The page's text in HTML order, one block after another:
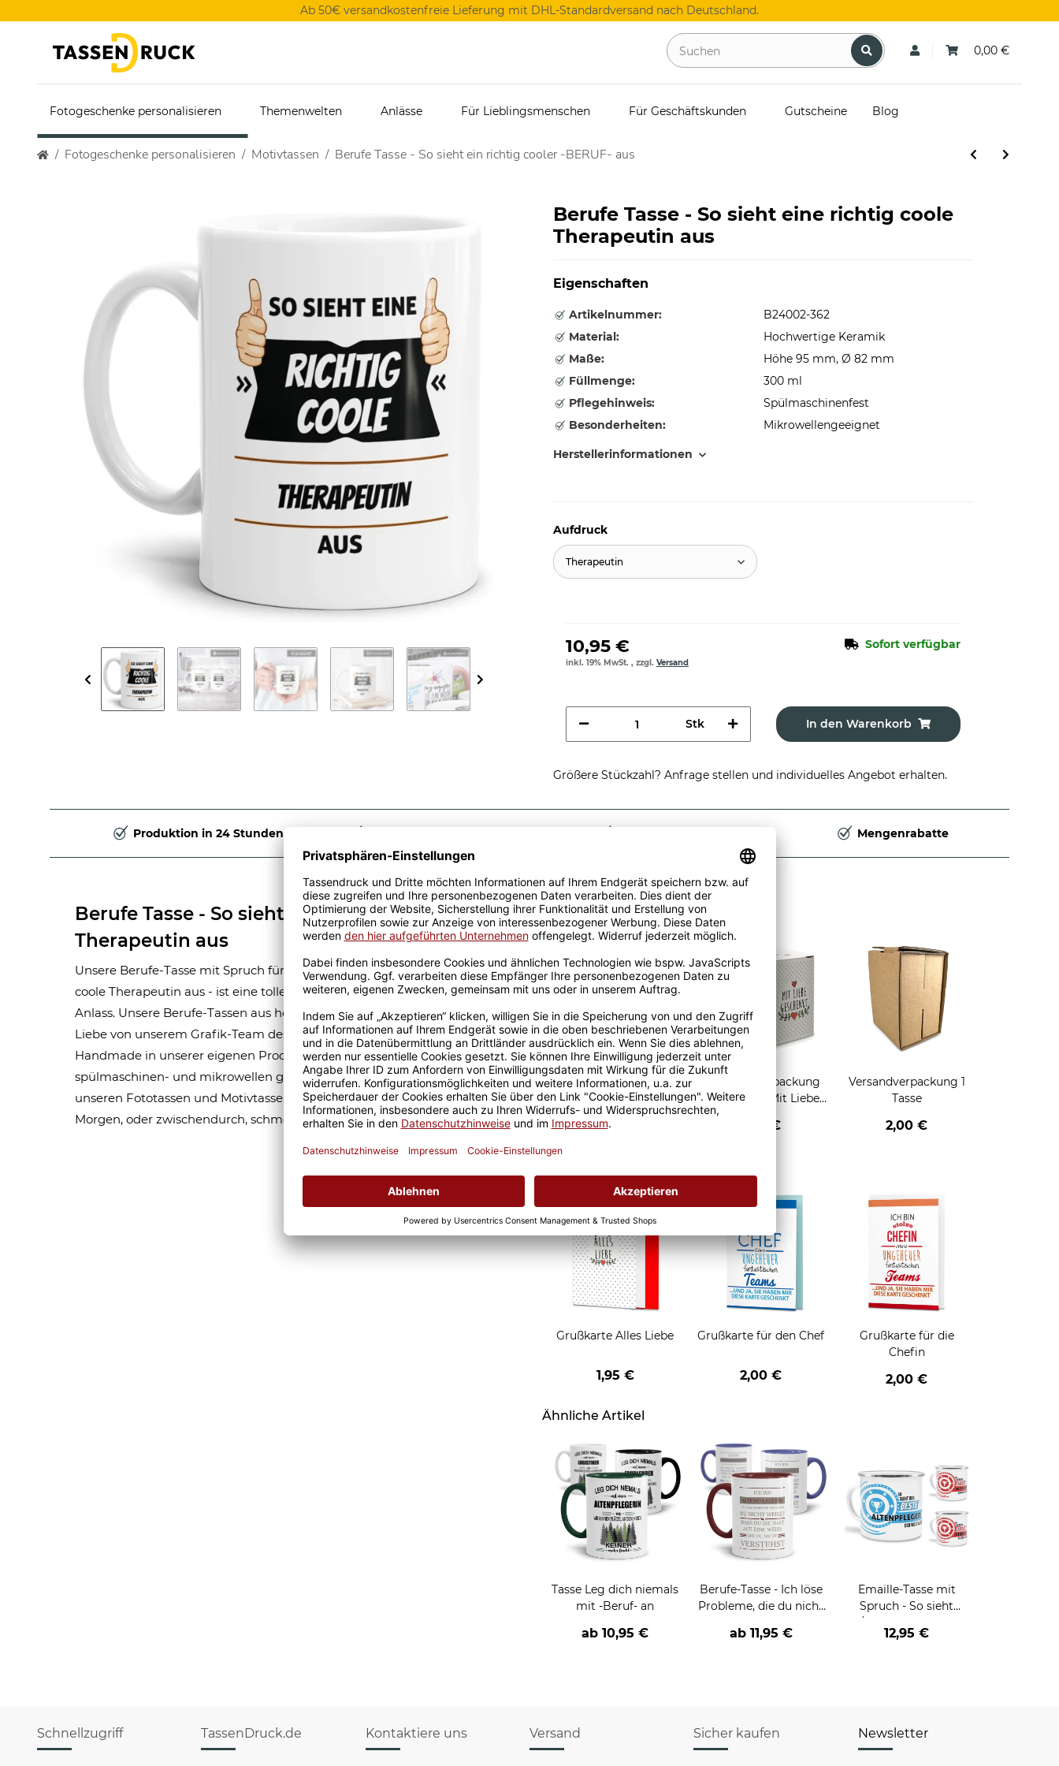
Ab 50€ versandkostenfreie Lieferung mit DHL-Standardversand nach Deutschland.
0,00 €
Fotogeschenke personalisieren Themenwelten Anlässe Für Lieblingsmenschen Für Geschäftskunden Gutscheine Blog
Fotogeschenke personalisieren Motivtassen Berufe Tasse - So sieht ein richtig cooler -BERUF- aus
Berufe Tasse - So sieht eine richtig coole
Therapeutin aus
Eigenschaften
Artikelnummer:
B24002-362
Material:
Hochwertige Keramik
Maße:
Höhe 95 mm, Ø 82 mm
Füllmenge:
300 ml
Pflegehinweis:
Spülmaschinenfest
Besonderheiten:
Mikrowellengeeignet
Herstellerinformationen
Aufdruck
Therapeutin
10,95 € Sofort verfügbar
inkl. 19% MwSt. , zzgl. Versand
Stk In den Warenkorb
Größere Stückzahl? Anfrage stellen und individuelles Angebot erhalten.
Produktion in 24 Stunden Mengenrabatte
Berufe Tasse - So sieht eine richtig coole
Therapeutin aus
Unsere Berufe-Tasse mit Spruch für Frauen-Berufe - So sieht eine richtig
coole Therapeutin aus - ist eine tolle Geschenkidee, egal zu welchem
Anlass. Unsere Berufe-Tassen aus hochwertiger Keramik wurden mit viel
Liebe von unserem Grafik-Team designt. Mit viel Erfahrung werden sie
Handmade in unserer eigenen Produktion bedruckt. Die Kaffeebecher sind
spülmaschinen- und mikrowellen geeignet. Somit ist eine lange Freude an
unseren Fototassen und Motivtassen garantiert und der Kaffee am
Morgen, oder zwischendurch, schmeckt gleich nochmal so gut.
Passende Verpackungen
Geschenkverpackung 1
Tasse mit Fenster
2,50 €
Geschenkverpackung
für Tassen - Mit Liebe
2,95 €
Versandverpackung 1
Tasse
2,00 €
Grußkarten zum Verschenken
Grußkarte Alles Liebe
1,95 €
Grußkarte für den Chef
2,00 €
Grußkarte für die
Chefin
2,00 €
Ähnliche Artikel
Tasse Leg dich niemals
mit -Beruf- an
ab10,95 €
Berufe-Tasse - Ich löse
Probleme, die du nicht
verschiedene Berufe
ab 11,95 €
Emaille-Tasse mit
Spruch - So sieht
- aus
12,95 €
Schnellzugriff TassenDruck.de Kontaktiere uns Versand Sicher kaufen Newsletter